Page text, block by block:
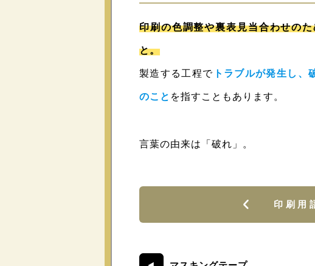
印刷の色調整や裏表見当合わせの
と。
製造する工程で トラブルが発生し、
のこと を指すこともあります。
言葉の由来は「破れ」。
印刷用